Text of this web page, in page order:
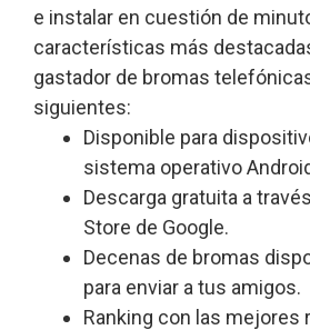
e instalar en cuestión de
características más
gastador de bromas
siguientes:
Disponible para
sistema operativo
Descarga gratuita a
Store de Google.
Decenas de bromas
para enviar a tus amigos.
Ranking con las mejores